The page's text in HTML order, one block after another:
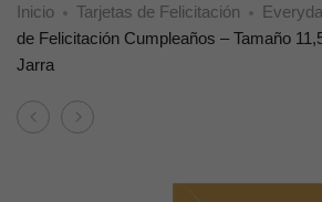
Inicio Tarjetas de Felicitación
de Felicitación Cumpleaños – Tamaño
Jarra
Product
Dohe
Dohe